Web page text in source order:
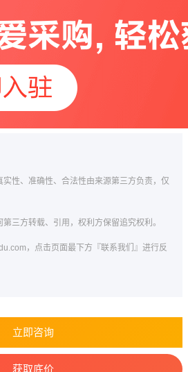
性、准确性、合法性由来源第三方负责，仅
三方转载、引用，权利方保留追究权利。
，点击页面最下方『联系我们』进行反
立即咨询
获取底价